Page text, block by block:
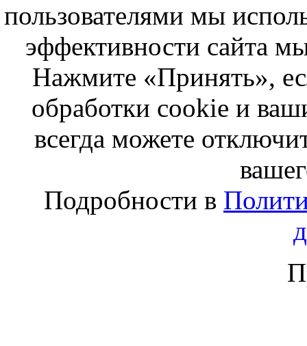
пользователями мы
эффективности сайта
Нажмите «Принять»,
обработки cookie и
всегда можете
Подробности в